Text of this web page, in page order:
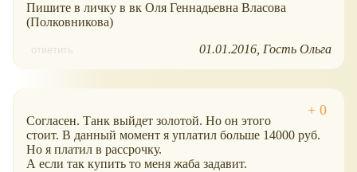
Пишите в личку в вк Оля Геннадьевна Власова
(Полковникова)
ответить 01.01.2016 Гость Ольга
Согласен. Танк выйдет золотой. Но он этого
стоит. В данный момент я уплатил больше 14000 руб.
Но я платил в рассрочку.
А если так купить то меня жаба задавит.